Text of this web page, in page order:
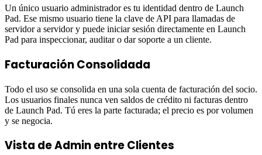
Un único usuario administrador es tu identidad dentro de Launch
Pad. Ese mismo usuario tiene la clave de API para llamadas de
servidor a servidor y puede iniciar sesión directamente en Launch
Pad para inspeccionar, auditar o dar soporte a un cliente.
Facturación Consolidada
Todo el uso se consolida en una sola cuenta de facturación del socio.
Los usuarios finales nunca ven saldos de crédito ni facturas dentro
de Launch Pad. Tú eres la parte facturada; el precio es por volumen
y se negocia.
Vista de Admin entre Clientes